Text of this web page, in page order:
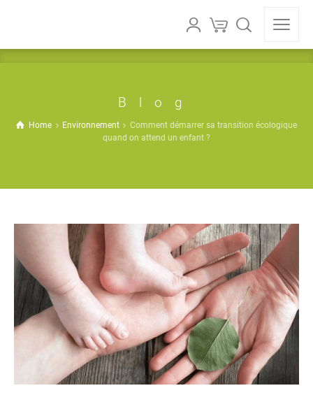
Blog
Home Environnement
Comment démarrer sa transition écologique
quand on attend un enfant ?